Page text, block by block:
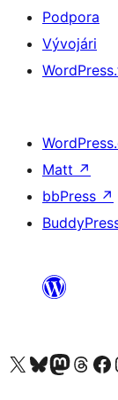
Podpora
Vývojári
Matt ↗
bbPress ↗
Navštívte náš účet na X (predtým Twitter)
Navštívte náš účet na platforme Bluesky
Navštívte náš účet
Navštívte náš účet